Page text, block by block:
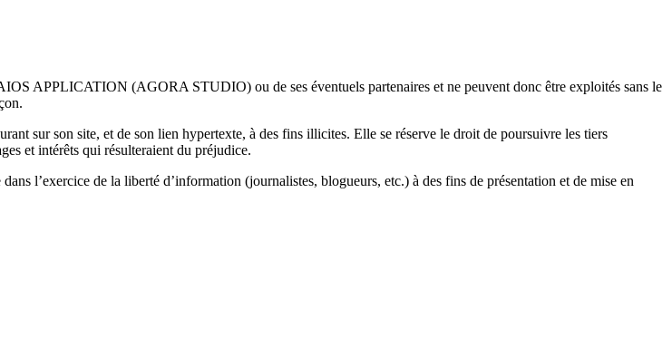
APPLICATION (AGORA STUDIO) ou de ses éventuels partenaires et ne peuvent donc être exploités sans le
son site, et de son lien hypertexte, à des fins illicites. Elle se réserve le droit de poursuivre les tiers
et intérêts qui résulteraient du préjudice.
l’exercice de la liberté d’information (journalistes, blogueurs, etc.) à des fins de présentation et de mise en